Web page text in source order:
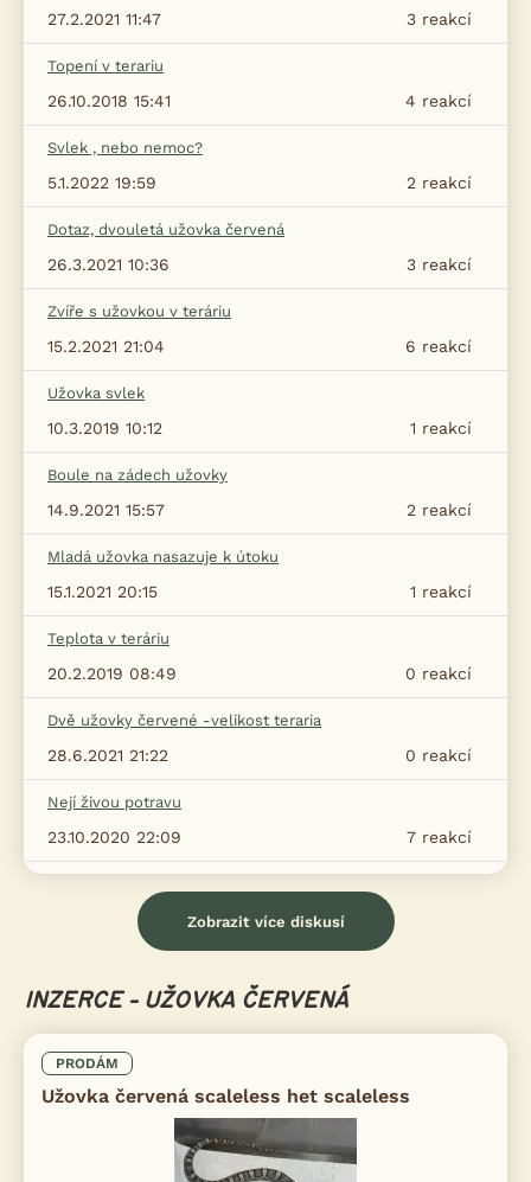
3 reakcí
27.2.2021 11:47
Topení v terariu
4 reakcí
26.10.2018 15:41
Svlek , nebo nemoc?
2 reakcí
5.1.2022 19:59
Dotaz, dvouletá užovka červená
3 reakcí
26.3.2021 10:36
Zvíře s užovkou v teráriu
6 reakcí
15.2.2021 21:04
Užovka svlek
1 reakcí
10.3.2019 10:12
Boule na zádech užovky
2 reakcí
14.9.2021 15:57
Mladá užovka nasazuje k útoku
1 reakcí
15.1.2021 20:15
Teplota v teráriu
0 reakcí
20.2.2019 08:49
Dvě užovky červené -velikost teraria
0 reakcí
28.6.2021 21:22
Nejí živou potravu
7 reakcí
23.10.2020 22:09
Zobrazit více diskusí
INZERCE - UŽOVKA ČERVENÁ
PRODÁM
Užovka červená scaleless het scaleless